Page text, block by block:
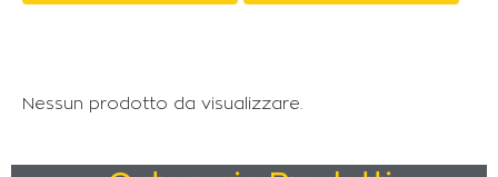
Nessun prodotto da visualizzare.